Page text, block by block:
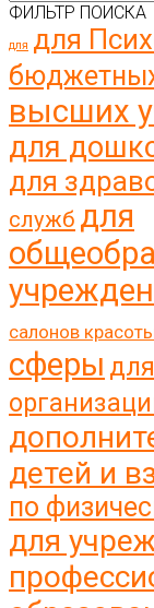
ФИЛЬТР ПОИСКА
для для
высших
для
для
служб для
салонов
сферы
детей и
по
для